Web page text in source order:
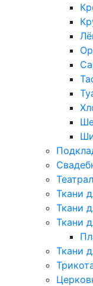
Лён
Ткани
Ткани
Ткани
Ткани
Трикотаж